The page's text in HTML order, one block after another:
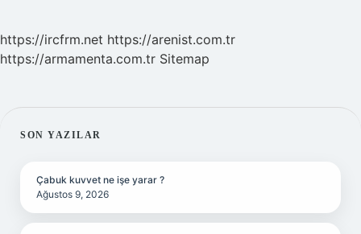
https://ircfrm.net https://arenist.com.tr
https://armamenta.com.tr Sitemap
SIDEBAR
SON YAZILAR
Çabuk kuvvet ne işe yarar ?
Ağustos 9, 2026